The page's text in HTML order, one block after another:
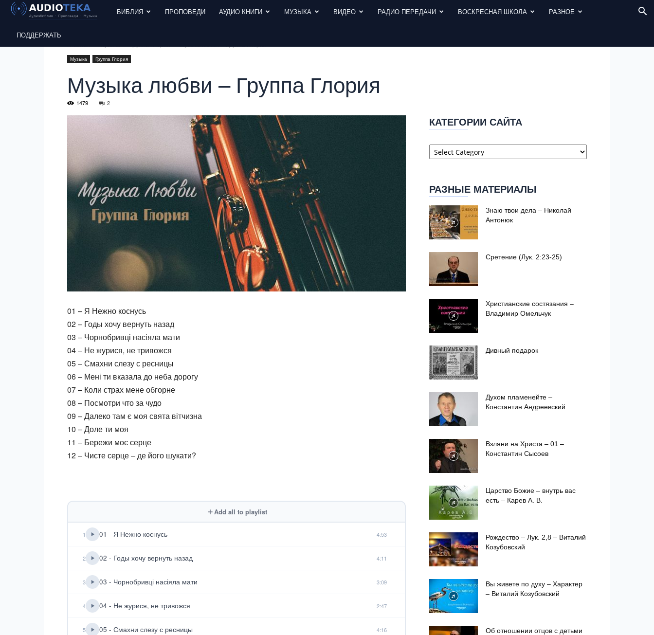
БИБЛИЯ ПРОПОВЕДИ АУДИО КНИГИ МУЗЫКА ВИДЕО РАДИО ПЕРЕДАЧИ ВОСКРЕСНАЯ ШКОЛА РАЗНОЕ
ПОДДЕРЖАТЬ
Музыка Группа Глория
Музыка любви – Группа Глория
1479 2
01 – Я Нежно коснусь
02 – Годы хочу вернуть назад
03 – Чорнобривці насіяла мати
04 – Не журися, не тривожся
05 – Смахни слезу с ресницы
06 – Мені ти вказала до неба дорогу
07 – Коли страх мене обгорне
08 – Посмотри что за чудо
09 – Далеко там є моя свята вітчизна
10 – Доле ти моя
11 – Бережи моє серце
12 – Чисте серце – де його шукати?
Add all to playlist
1 01 - Я Нежно коснусь 4:53
2 02 - Годы хочу вернуть назад 4:11
3 03 - Чорнобривці насіяла мати 3:09
4 04 - Не журися, не тривожся 2:47
5 05 - Смахни слезу с ресницы 4:16
КАТЕГОРИИ САЙТА
Категории
сайта
РАЗНЫЕ МАТЕРИАЛЫ
Знаю твои дела – Николай
Антонюк
Сретение (Лук. 2:23-25)
Христианские состязания –
Владимир Омельчук
Дивный подарок
Духом пламенейте –
Константин Андреевский
Взляни на Христа – 01 –
Константин Сысоев
Царство Божие – внутрь вас
есть – Карев А. В.
Рождество – Лук. 2,8 – Виталий
Козубовский
Вы живете по духу – Характер
– Виталий Козубовский
Об отношении отцов с детьми